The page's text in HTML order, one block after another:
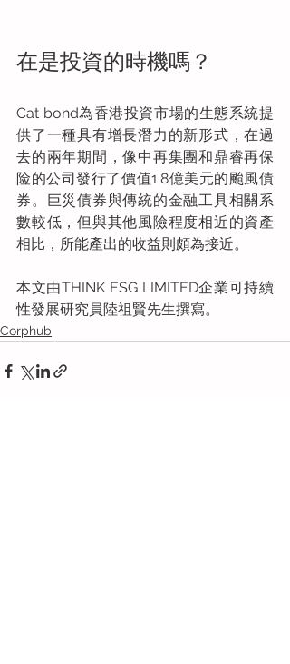
在是投資的時機嗎？
Cat bond為香港投資市場的生態系統提
供了一種具有增長潛力的新形式，在過
去的兩年期間，像中再集團和鼎睿再保
险的公司發行了價值1.8億美元的颱風債
券。巨災債券與傳統的金融工具相關系
數較低，但與其他風險程度相近的資產
相比，所能產出的收益則頗為接近。
本文由THINK ESG LIMITED企業可持續
性發展研究員陸祖賢先生撰寫。
Corphub